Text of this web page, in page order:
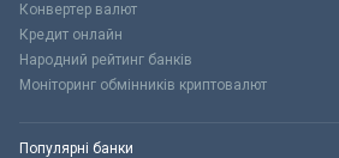
Конвертер валют
Кредит онлайн
Народний рейтинг банків
Моніторинг обмінників криптовалют
Популярні банки